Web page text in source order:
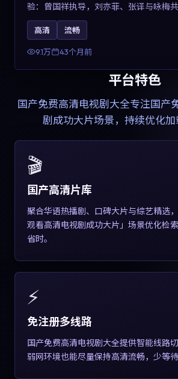
验：曾国祥执导，刘亦菲、张译与咏梅
2023年于西班牙上映，内容在有限空间
剧冲突，关键词包含高清流畅、人物关
合检索「2023科幻」「西班牙电影」的
高清 流畅
9.1万 43个月前
平台特色
国产免费高清电视剧大全专注国产
剧成功大片场景，持续优化
🎬
国产高清片库
聚合华语热播剧、口碑大片与综艺精选
观看高清电视剧成功大片」场景优化检
省时。
⚡
免注册多线路
国产免费高清电视剧大全提供智能线路切
弱网环境也能尽量保持高清流畅，少等待